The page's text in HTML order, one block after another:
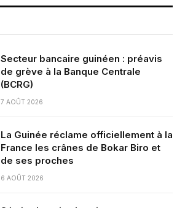
Secteur bancaire guinéen : préavis
de grève à la Banque Centrale
(BCRG)
7 AOÛT 2026
La Guinée réclame officiellement à la
France les crânes de Bokar Biro et
de ses proches
6 AOÛT 2026